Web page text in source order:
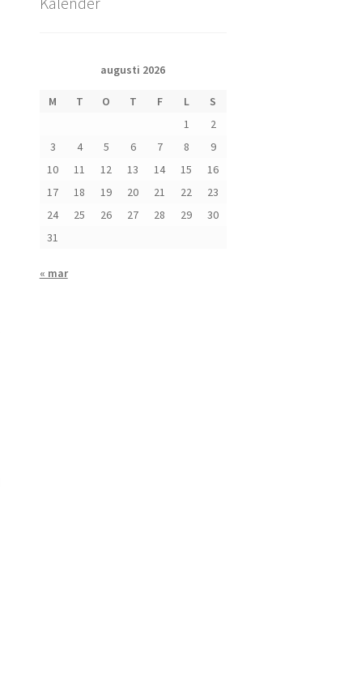
augusti 2026
M T O T F L
S
1
2
3
4 5 6 7 8
9
10
11 12 13 14 15
16
17
18 19 20 21 22
23
24
25 26 27 28 29
30
31
« mar